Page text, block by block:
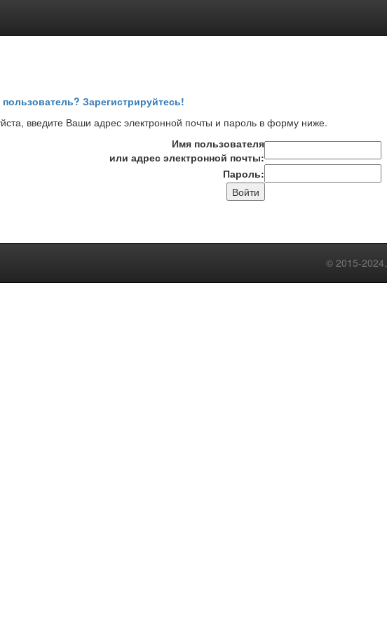
Зарегистрируйтесь!
введите Ваши адрес электронной почты и пароль в форму ниже.
Имя пользователя
или адрес электронной почты:
Пароль:
© 2015-2024,